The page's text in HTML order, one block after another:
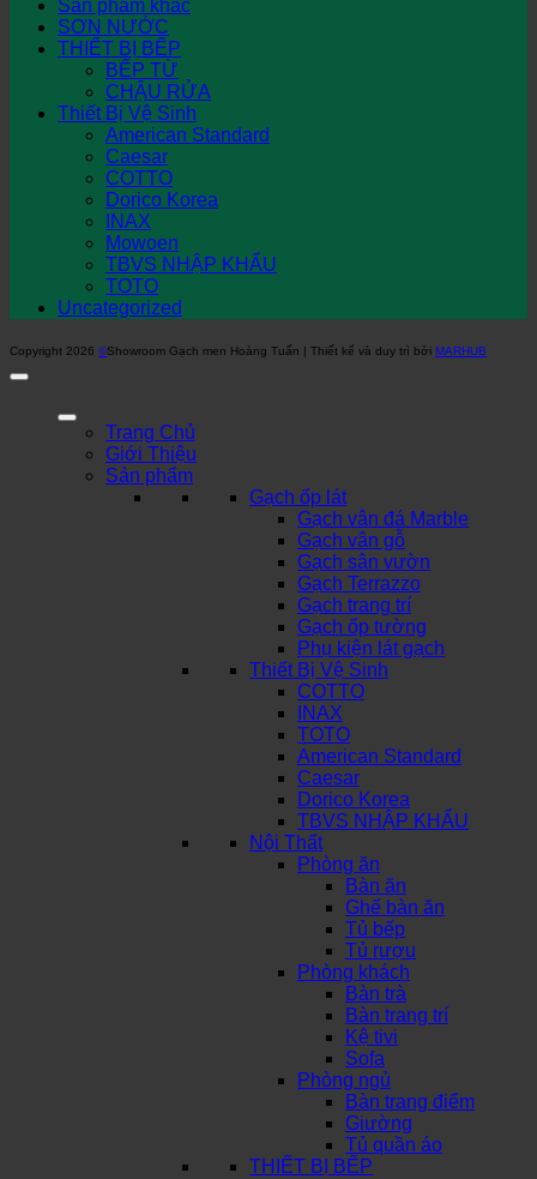
Sản phẩm khác
SƠN NƯỚC
THIẾT BỊ BẾP
BẾP TỪ
CHẬU RỬA
Thiết Bị Vệ Sinh
American Standard
Caesar
COTTO
Dorico Korea
INAX
Mowoen
TBVS NHẬP KHẨU
TOTO
Uncategorized
Copyright 2026 ©Showroom Gạch men Hoàng Tuấn | Thiết kế và duy trì bởi MARHUB
Trang Chủ
Giới Thiệu
Sản phẩm
Gạch ốp lát
Gạch vân đá Marble
Gạch vân gỗ
Gạch sân vườn
Gạch Terrazzo
Gạch trang trí
Gạch ốp tường
Phụ kiện lát gạch
Thiết Bị Vệ Sinh
COTTO
INAX
TOTO
American Standard
Caesar
Dorico Korea
TBVS NHẬP KHẨU
Nội Thất
Phòng ăn
Bàn ăn
Ghế bàn ăn
Tủ bếp
Tủ rượu
Phòng khách
Bàn trà
Bàn trang trí
Kệ tivi
Sofa
Phòng ngủ
Bàn trang điểm
Giường
Tủ quần áo
THIẾT BỊ BẾP